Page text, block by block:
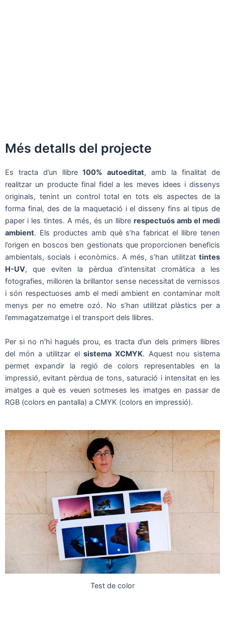
Més detalls del projecte
Es tracta d’un llibre 100% autoeditat, amb la finalitat de
realitzar un producte final fidel a les meves idees i dissenys
originals, tenint un control total en tots els aspectes de la
forma final, des de la maquetació i el disseny fins al tipus de
paper i les tintes. A més, és un llibre respectuós amb el medi
ambient. Els productes amb què s’ha fabricat el llibre tenen
l’origen en boscos ben gestionats que proporcionen beneficis
ambientals, socials i econòmics. A més, s’han utilitzat tintes
H-UV, que eviten la pèrdua d’intensitat cromàtica a les
fotografies, milloren la brillantor sense necessitat de vernissos
i són respectuoses amb el medi ambient en contaminar molt
menys per no emetre ozó. No s’han utilitzat plàstics per a
l’emmagatzematge i el transport dels llibres.
Per si no n’hi hagués prou, es tracta d’un dels primers llibres
del món a utilitzar elsistema XCMYK. Aquest nou sistema
permet expandir la regió de colors representables en la
impressió, evitant pèrdua de tons, saturació i intensitat en les
imatges a què es veuen sotmeses les imatges en passar de
RGB (colors en pantalla) a CMYK (colors en impressió).
Test de color